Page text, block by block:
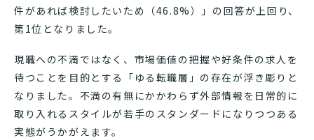
件があれば検討したいため（46.8%）」の回答が上回り、
第1位となりました。
現職への不満ではなく、市場価値の把握や好条件の求人を
待つことを目的とする「ゆる転職層」の存在が浮き彫りと
なりました。不満の有無にかかわらず外部情報を日常的に
取り入れるスタイルが若手のスタンダードになりつつある
実態がうかがえます。